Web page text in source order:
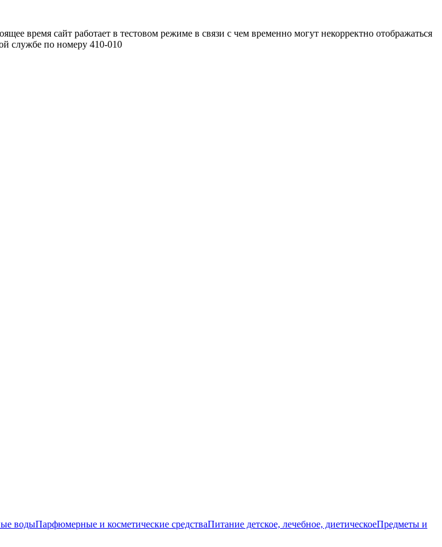
время сайт работает в тестовом режиме в связи с чем временно могут некорректно отображаться
службе по номеру 410-010
водыПарфюмерные и косметические средстваПитание детское, лечебное, диетическоеПредметы и